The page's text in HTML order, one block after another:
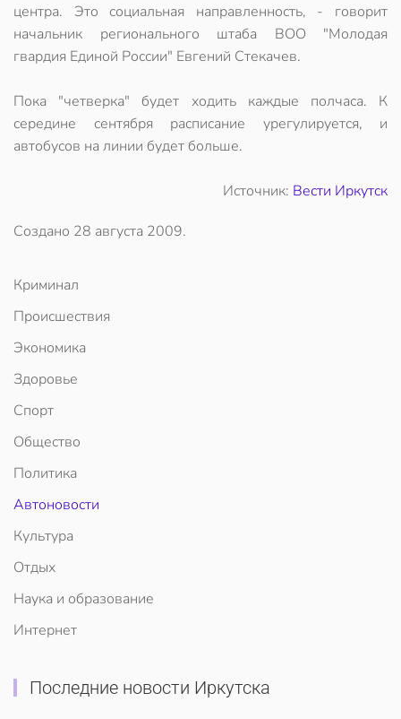
центра. Это социальная направленность, - говорит
начальник регионального штаба ВОО "Молодая
гвардия Единой России" Евгений Стекачев.
Пока "четверка" будет ходить каждые полчаса. К
середине сентября расписание урегулируется, и
автобусов на линии будет больше.
Источник: Вести Иркутск
Создано 28 августа 2009.
Криминал
Происшествия
Экономика
Здоровье
Спорт
Общество
Политика
Автоновости
Культура
Отдых
Наука и образование
Интернет
Последние новости Иркутска